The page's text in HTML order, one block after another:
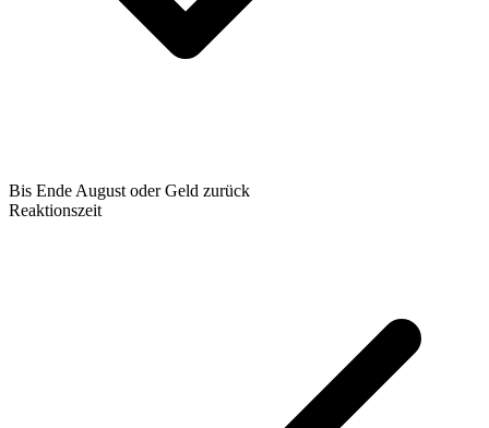
Bis Ende August oder Geld zurück
Reaktionszeit